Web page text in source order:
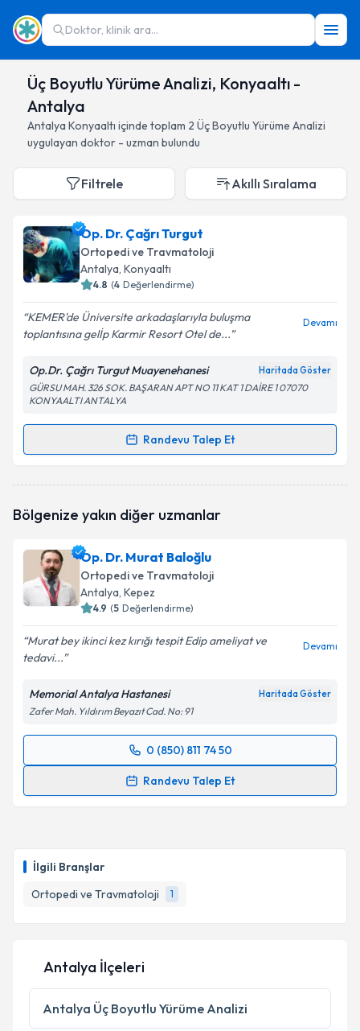
Doktor, klinik ara...
Üç Boyutlu Yürüme Analizi, Konyaaltı -
Antalya
Antalya Konyaaltı içinde toplam 2 Üç Boyutlu Yürüme Analizi
uygulayan doktor - uzman bulundu
İlgili Branşlar
Ortopedi ve Travmatoloji
1
Filtrele Akıllı Sıralama
Op. Dr. Çağrı Turgut
Ortopedi ve Travmatoloji
Antalya, Konyaaltı
4.8 (4 Değerlendirme)
KEMER'de Üniversite arkadaşlarıyla buluşma
toplantısına gelİp Karmir Resort Otel de...
Devamı
Op.Dr. Çağrı Turgut Muayenehanesi Haritada Göster
GÜRSU MAH. 326 SOK. BAŞARAN APT NO 11 KAT 1 DAİRE 1 07070
KONYAALTI ANTALYA
Randevu Talep Et
Randevu Takvimi Talebi
oluşturun. Size bu uzmandan randevu almanız için bir
E-posta Adresiniz
Kişisel verilerimin işlenmesine ilişkinAydınlatma
Bölgenize yakın diğer uzmanlar
Op. Dr. Murat Baloğlu
Ortopedi ve Travmatoloji
Antalya, Kepez
4.9 (5 Değerlendirme)
Murat bey ikinci kez kırığı tespit Edip ameliyat ve
tedavi...
Devamı
Memorial Antalya Hastanesi Haritada Göster
Zafer Mah. Yıldırım Beyazıt Cad. No: 91
0 (850) 811 74 50
Randevu Talep Et
Randevu Takvimi Talebi
E-posta Adresiniz
Kişisel verilerimin işlenmesine ilişkin
Metni'ni okudum ve kişisel verilerimin belirtilen
kapsamda işlenmesini kabul ediyorum.
Antalya İlçeleri
Antalya Üç Boyutlu Yürüme Analizi